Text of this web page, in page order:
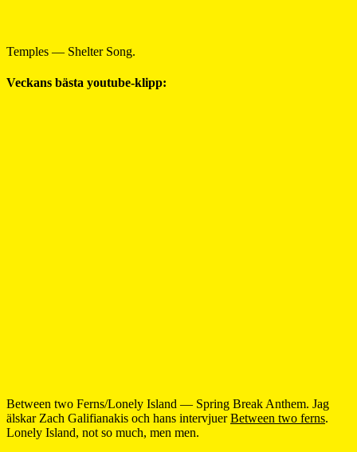
Temples — Shelter Song.
Veckans bästa youtube-klipp:
Between two Ferns/Lonely Island — Spring Break Anthem. Jag
älskar Zach Galifianakis och hans intervjuerBetween two ferns.
Lonely Island, not so much, men men.